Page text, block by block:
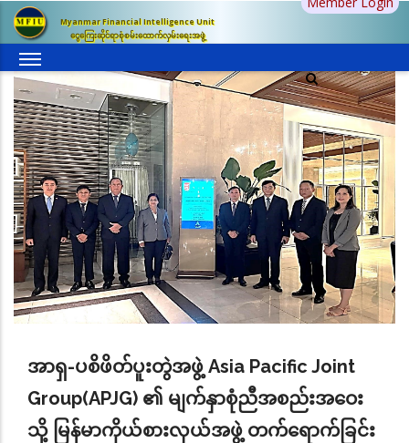
အဓိက
အကြောင်းအရာ
သွား
မည်
Myanmar Financial Intelligence Unit
ငွေကြေးဆိုင်ရာစုံစမ်းထောက်လှမ်းရေးအဖွဲ့
အာရှ-ပစိဖိတ်ပူးတွဲအဖွဲ့ Asia Pacific Joint
Group(APJG) ၏ မျက်နှာစုံညီအစည်းအဝေး
သို့ မြန်မာကိုယ်စားလှယ်အဖွဲ့ တက်ရောက်ခြင်း